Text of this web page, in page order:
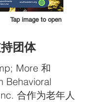
Tap image to open
团体
More 和
Behavioral
合作为老年人